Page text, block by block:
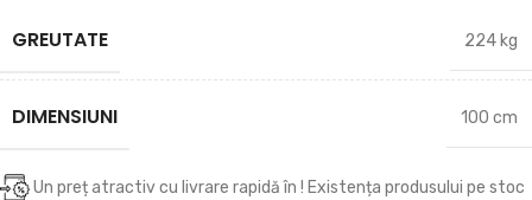
GREUTATE 224 kg
DIMENSIUNI 100 cm
Un preț atractiv cu livrare rapidă în ! Existența produsului pe stoc